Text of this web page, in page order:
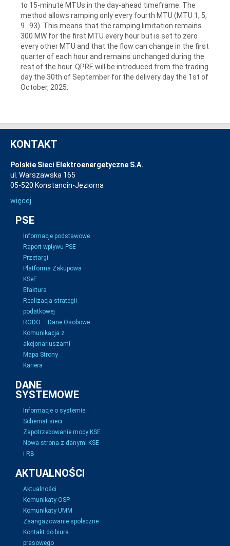
to 15-minute MTUs in the day-ahead timeframe. The
method allows ramping only every fourth MTU (MTU 1, 5,
9…93). This means that the ramping limitation remains
300 MW for the first MTU every hour but is set to zero
every other MTU and that the flow can change in the first
quarter of each hour and remains unchanged during the
rest of the hour. QPRE will be introduced from the trading
day the 30th of September for the delivery day the 1st of
October, 2025.
KONTAKT
Polskie Sieci Elektroenergetyczne S.A.
ul. Warszawska 165
05-520 Konstancin-Jeziorna
więcej
PSE
Informacje podstawowe
Raport wpływu PSE
Przetargi
Platforma Zakupowa
KSeF
Efaktura
Realizacja strategii
podatkowej
RODO – Dane Osobowe
Komunikacja z
akcjonariuszami
Mapa Strony
Kariera
DANE
SYSTEMOWE
Informacje o systemie
Schemat sieci
Zapotrzebowanie mocy KSE
Nowa strona z danymi KSE
i RB
AKTUALNOŚCI
Aktualności
Komunikaty OSP
Komunikaty UMM
Zaangażowanie społeczne
Kontakt do biura
prasowego